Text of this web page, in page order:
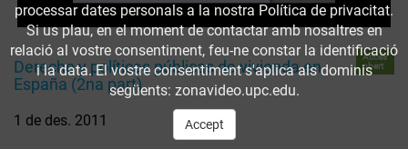
Derecho y políticas públicas de vivienda en
España (2na part)
Accés
obert
1 de des. 2011
processar dates personals a la nostra Política de privacitat.
Si us plau, en el moment de contactar amb nosaltres en
relació al vostre consentiment, feu-ne constar la identificació
i la data. El vostre consentiment s'aplica als dominis
següents: zonavideo.upc.edu.
Accept